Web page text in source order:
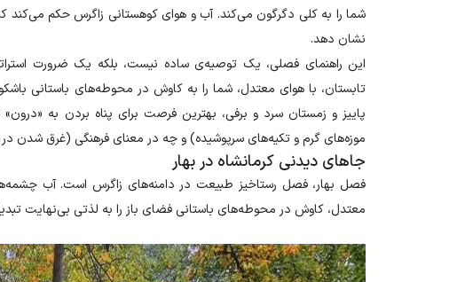
شما را به کلی دگرگون می‌کند. آب و هوای کوهستانی زاگرس حکم می‌کند
نشان دهد.
این راهنمای فصلی، یک توصیه‌ی ساده نیست، بلکه یک ضرورت
تابستان، با هوای معتدل، شما را به کاوش در محوطه‌های باستانی
پاییز و زمستان سرد و برفی، بهترین فرصت برای پناه بردن به
موزه‌های گرم و تکیه‌های سرپوشیده) و چه در معنای فرهنگی (غرق شدن در
جاهای دیدنی کرمانشاه در بهار
فصل بهار، فصل رستاخیز طبیعت در دامنه‌های زاگرس است. آب
معتدل، کاوش در محوطه‌های باستانی فضای باز را به لذتی بی‌نهایت